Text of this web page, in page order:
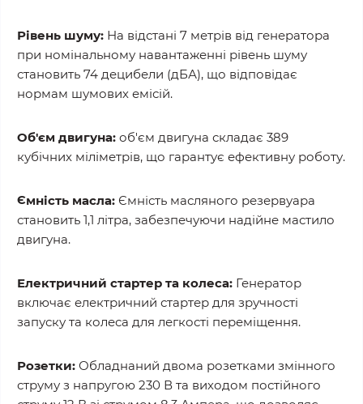
Рівень шуму: На відстані 7 метрів від генератора
при номінальному навантаженні рівень шуму
становить 74 децибели (дБА), що відповідає
нормам шумових емісій.
Об'єм двигуна: об'єм двигуна складає 389
кубічних міліметрів, що гарантує ефективну роботу.
Ємність масла: Ємність масляного резервуара
становить 1,1 літра, забезпечуючи надійне мастило
двигуна.
Електричний стартер та колеса: Генератор
включає електричний стартер для зручності
запуску та колеса для легкості переміщення.
Розетки: Обладнаний двома розетками змінного
струму з напругою 230 В та виходом постійного